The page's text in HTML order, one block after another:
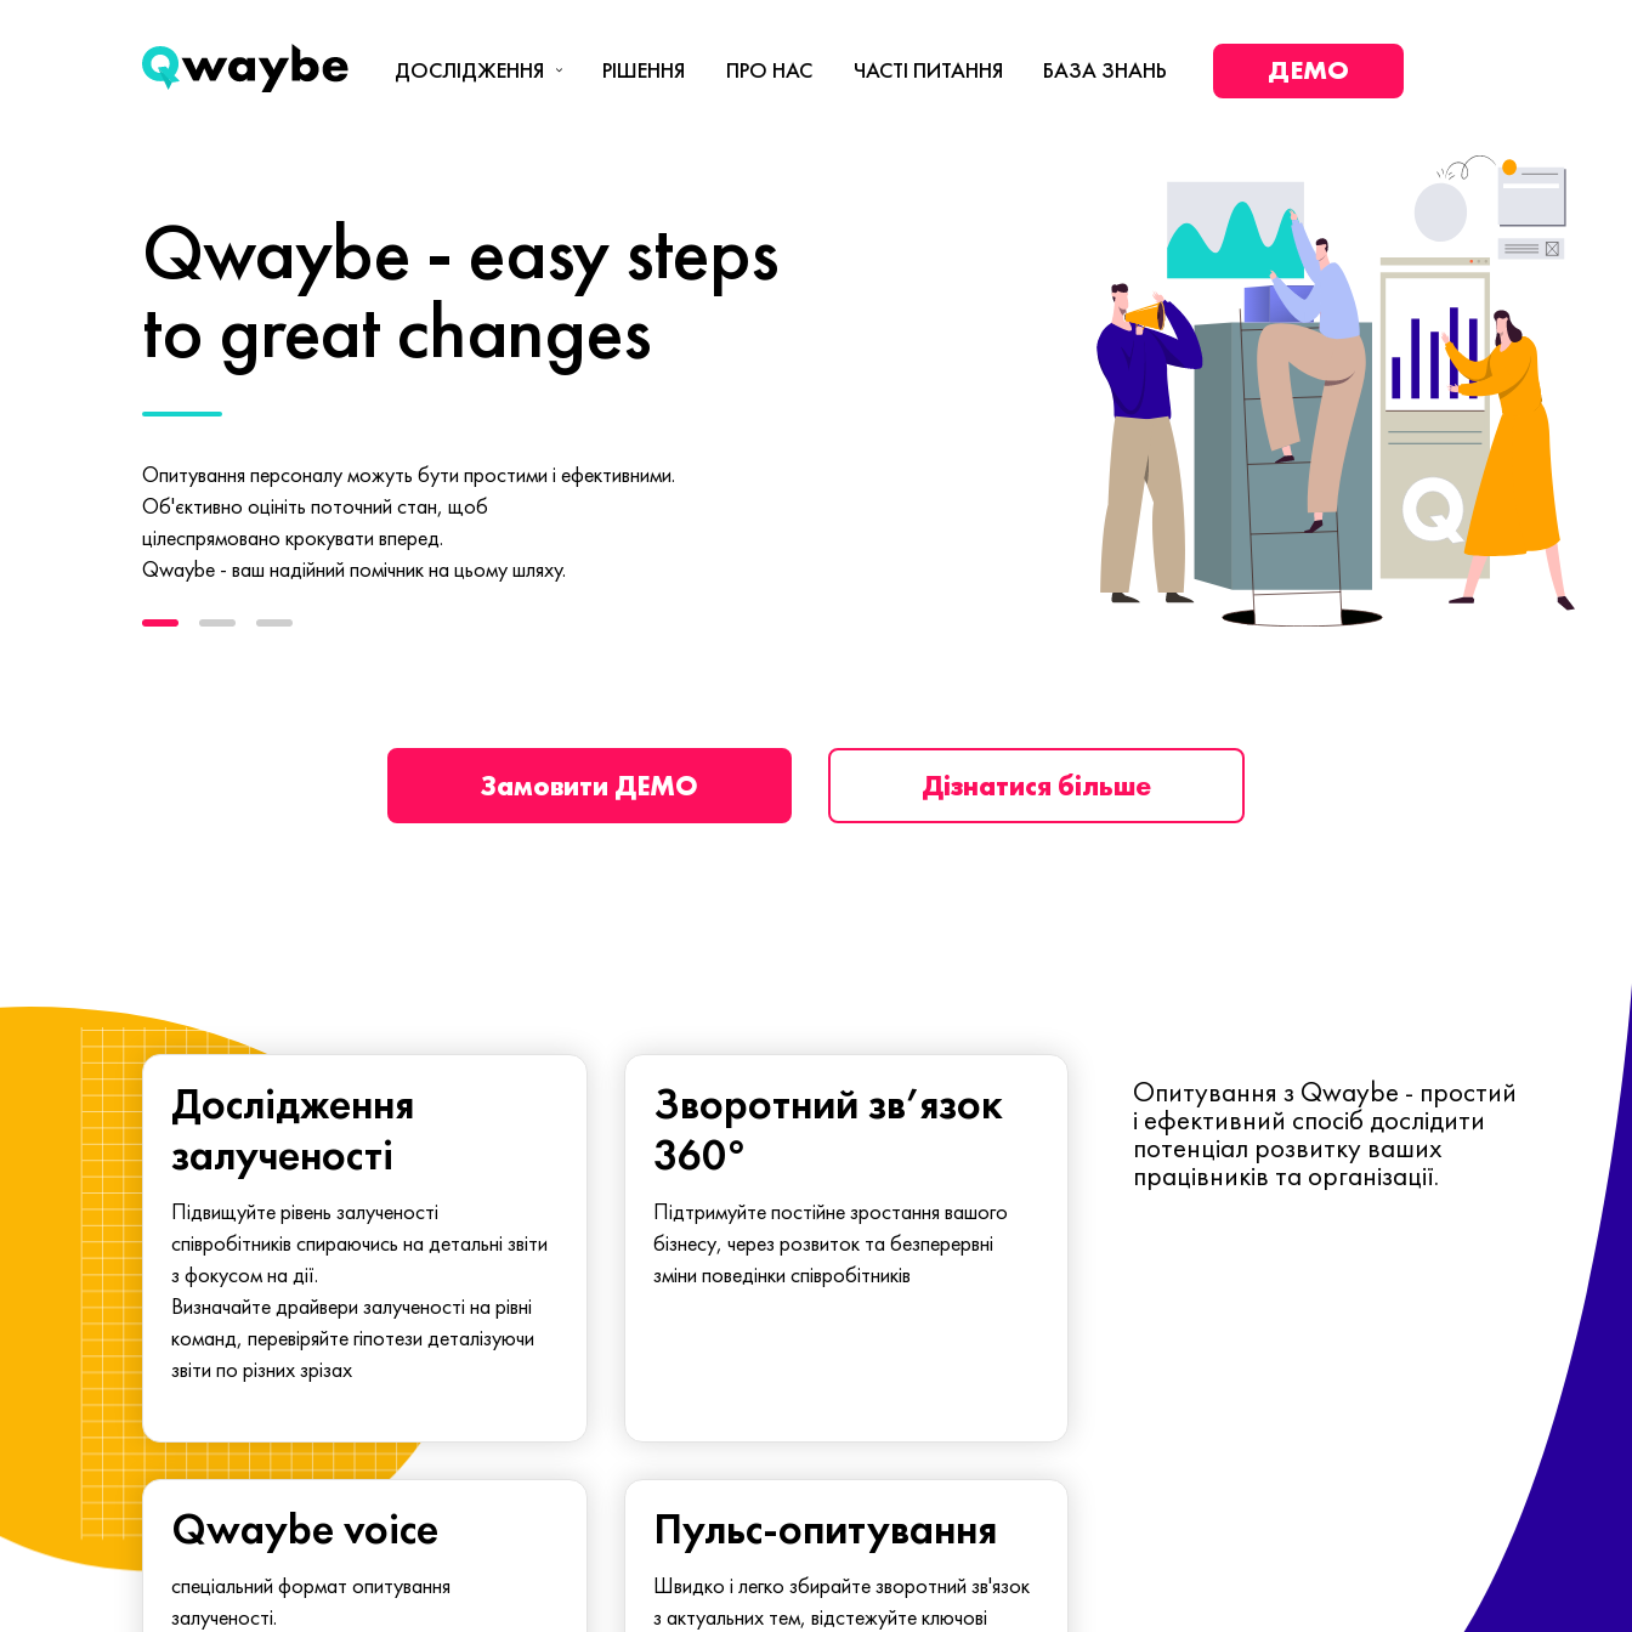
ДОСЛІДЖЕННЯ РІШЕННЯ ПРО НАС ЧАСТІ ПИТАННЯ БАЗА ЗНАНЬ ДЕМО
Qwaybe - easy steps
to great changes
Опитування персоналу можуть бути простими і ефективними.
Об'єктивно оцініть поточний стан, щоб
цілеспрямовано крокувати вперед.
Qwaybe - ваш надійний помічник на цьому шляху.
Замовити ДЕМО Дізнатися більше
Дослідження
залученості
Підвищуйте рівень залученості
співробітників спираючись на детальні звіти
з фокусом на дії.
Визначайте драйвери залученості на рівні
команд, перевіряйте гіпотези деталізуючи
звіти по різних зрізах
Зворотний зв’язок
360°
Підтримуйте постійне зростання вашого
бізнесу, через розвиток та безперервні
зміни поведінки співробітників
Опитування з Qwaybe - простий
і ефективний спосіб дослідити
потенціал розвитку ваших
працівників та організації.
Qwaybe voice
спеціальний формат опитування
залученості.
Пульс-опитування
Швидко і легко збирайте зворотний зв'язок
з актуальних тем, відстежуйте ключові